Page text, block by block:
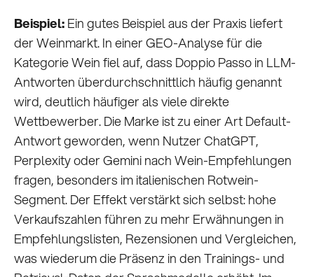
Beispiel:Ein gutes Beispiel aus der Praxis liefert
der Weinmarkt. In einer GEO-Analyse für die
Kategorie Wein fiel auf, dass Doppio Passo in LLM-
Antworten überdurchschnittlich häufig genannt
wird, deutlich häufiger als viele direkte
Wettbewerber. Die Marke ist zu einer Art Default-
Antwort geworden, wenn Nutzer ChatGPT,
Perplexity oder Gemini nach Wein-Empfehlungen
fragen, besonders im italienischen Rotwein-
Segment. Der Effekt verstärkt sich selbst: hohe
Verkaufszahlen führen zu mehr Erwähnungen in
Empfehlungslisten, Rezensionen und Vergleichen,
was wiederum die Präsenz in den Trainings- und